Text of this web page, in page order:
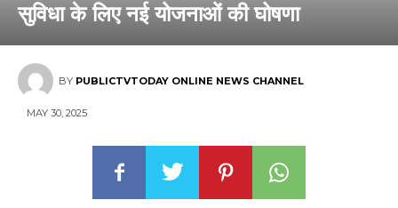
सुविधा के लिए नई योजनाओं की घोषणा
BY PUBLICTVTODAY ONLINE NEWS CHANNEL
MAY 30, 2025